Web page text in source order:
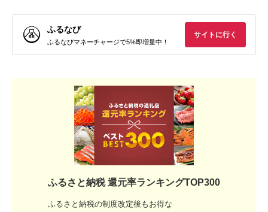
ふるなび
ふるなびマネーチャージで5%即増量中！
サイトに行く
ふるさと納税 還元率ランキングTOP300
ふるさと納税の制度改定後もお得な